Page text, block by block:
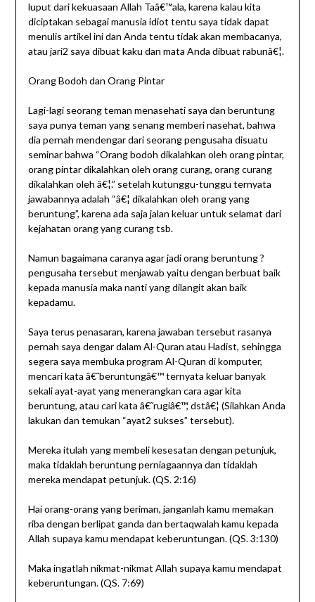
luput dari kekuasaan Allah Taâ€™ala, karena kalau kita
diciptakan sebagai manusia idiot tentu saya tidak dapat
menulis artikel ini dan Anda tentu tidak akan membacanya,
atau jari2 saya dibuat kaku dan mata Anda dibuat rabunâ€¦.
Orang Bodoh dan Orang Pintar
Lagi-lagi seorang teman menasehati saya dan beruntung
saya punya teman yang senang memberi nasehat, bahwa
dia pernah mendengar dari seorang pengusaha disuatu
seminar bahwa “Orang bodoh dikalahkan oleh orang pintar,
orang pintar dikalahkan oleh orang curang, orang curang
dikalahkan oleh â€¦.” setelah kutunggu-tunggu ternyata
jawabannya adalah “â€¦ dikalahkan oleh orang yang
beruntung”, karena ada saja jalan keluar untuk selamat dari
kejahatan orang yang curang tsb.
Namun bagaimana caranya agar jadi orang beruntung ?
pengusaha tersebut menjawab yaitu dengan berbuat baik
kepada manusia maka nanti yang dilangit akan baik
kepadamu.
Saya terus penasaran, karena jawaban tersebut rasanya
pernah saya dengar dalam Al-Quran atau Hadist, sehingga
segera saya membuka program Al-Quran di komputer,
mencari kata â€˜beruntungâ€™ ternyata keluar banyak
sekali ayat-ayat yang menerangkan cara agar kita
beruntung, atau cari kata â€˜rugiâ€™, dstâ€¦ (Silahkan Anda
lakukan dan temukan “ayat2 sukses” tersebut).
Mereka itulah yang membeli kesesatan dengan petunjuk,
maka tidaklah beruntung perniagaannya dan tidaklah
mereka mendapat petunjuk. (QS. 2:16)
Hai orang-orang yang beriman, janganlah kamu memakan
riba dengan berlipat ganda dan bertaqwalah kamu kepada
Allah supaya kamu mendapat keberuntungan. (QS. 3:130)
Maka ingatlah nikmat-nikmat Allah supaya kamu mendapat
keberuntungan. (QS. 7:69)